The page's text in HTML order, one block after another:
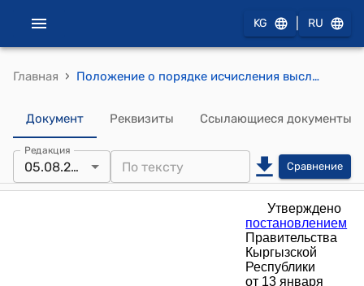
KG RU
Главная › Положение о порядке исчисления выслуги лет, наначения и выплаты пенсий и пособий военнослужащим, лицам рядового и начальствующего соства органов внутренних дел, уголовно-исполнительной системы, специальных подразделений по охране и конвоированию осужденных и лиц, заключенных под стражу, и их семьям. (Утверждено Постановлением Правительства КР от 13 января 1995 года № 12)
Документ Реквизиты Ссылающиеся документы
Редакция
05.08.2025 Сравнение